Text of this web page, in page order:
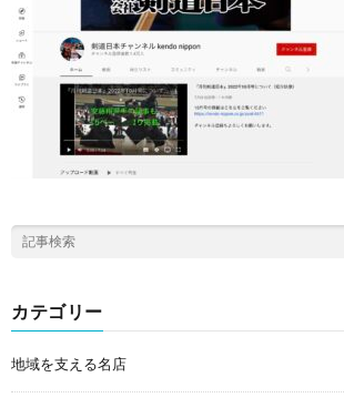
カテゴリー
地域を支える名店